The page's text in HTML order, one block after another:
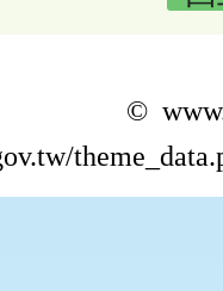
©